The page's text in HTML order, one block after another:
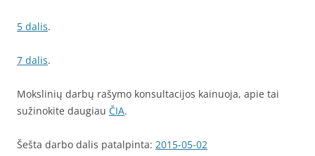
5 dalis.
7 dalis.
Mokslinių darbų rašymo konsultacijos kainuoja, apie tai
sužinokite daugiau ČIA.
Šešta darbo dalis patalpinta: 2015-05-02